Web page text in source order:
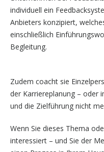
individuell ein
Anbieters konzipiert,
einschließlich
Begleitung.
Zudem coacht sie
der Karriereplanung – oder
und die Zielführung nicht
Wenn Sie dieses Thema
interessiert – und Sie der